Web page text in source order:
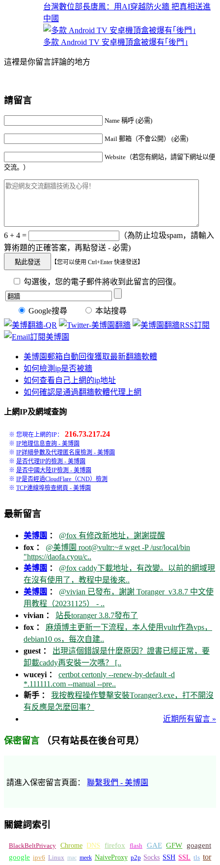
台灣數位部長唐鳳：用AI穿越防火牆 把真相送進
中國
多款 Android TV 安卓機頂盒被爆有｢後門｣
這裡是你留言評論的地方
請留言
Name 稱呼 (必需)
Mail 郵箱（不會公開） (必需)
Website（若您有網站，請留下網址以便
交流。）
6 + 4 =
（為防止垃圾spam，請輸入
算術題的正確答案，再點發送 - 必需)
【您可以使用 Ctrl+Enter 快速發送】
勾選後，您的電子郵件將收到此留言的回復。
Google搜尋 本站搜尋
美博園郵箱自動回復獲取最新翻牆軟體
如何檢測ip是否被牆
如何查看自己上網的ip地址
如何確認是通過翻牆軟體代理上網
上網IP及網域查詢
※ 您現在上網的IP： 216.73.217.24
※ IP地理信息查詢 - 美博園
※ IP詳細參數及代理匿名度檢測 - 美博園
※ 是否代理IP的檢測 - 美博園
※ 是否中國大陸IP檢測 - 美博園
※ IP是否經過CloudFlare（CND）檢測
※ TCP連線埠檢查網頁 - 美博園
最新留言
美博園 ： @fox 有修改新地址，謝謝提醒
fox ： @美博園 root@vultr:~# wget -P /usr/local/bin
"https://daofa.cyou/c..
美博園 ： @fox caddy下載地址，有改變。以前的網域現
在沒有使用了，教程中是後來..
美博園 ： @vivian 已發布，謝謝 Toranger_v3.8.7 中文使
用教程（20231125） - ..
vivian ： 站長toranger 3.8.7發布了
fox ： 麻煩博主更新一下流程，本人使用vultr作為vps，
debian10 os，每次自建..
guest ： 出現這個錯誤是什麼原因？證書已經正常，要
卸載caddy再安裝一次嗎？ [..
wuceyi ： certbot certonly --renew-by-default -d
*.111111.com --manual --pre..
新手 ： 我按教程操作雙擊安裝Toranger3.exe，打不開沒
有反應是怎麼回事？
近期所有留言 »
保密留言 （只有站長在後台可見）
請進入保密留言頁面： 聯繫我們 - 美博園
關鍵詞索引
BlackBeltPrivacy Chrome DNS firefox flash GAE GFW
goagent
google ipv6 Linux mac meek NaiveProxy p2p Socks SSH SSL tls tor